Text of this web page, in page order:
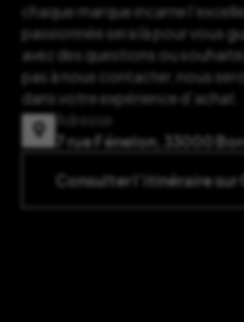
chaque marque incarne
passionnée sera là pour vous
avez des questions ou
pas à nous contacter, nous
dans votre expérience d’achat.
Adresse
7 rue Fénelon, 33000
Consulter l’itinéraire